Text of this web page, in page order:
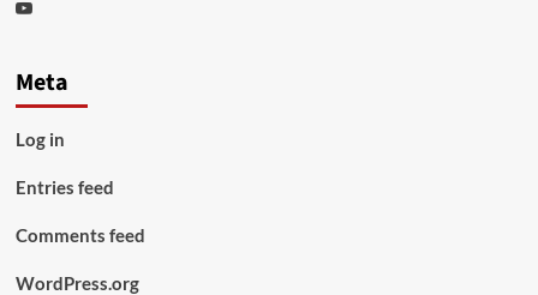
Youtube
Meta
Log in
Entries feed
Comments feed
WordPress.org